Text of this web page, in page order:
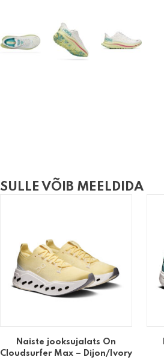
SULLE VÕIB MEELDIDA
Naiste jooksujalats On
Cloudsurfer Max – Dijon/Ivory